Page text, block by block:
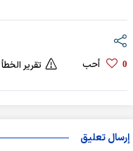
0 أحب تقرير الخطأ
إرسال تعليق